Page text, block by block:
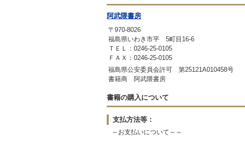
阿武隈書房
〒970-8026
福島県いわき市平 5町目16-6
ＴＥＬ：0246-25-0105
ＦＡＸ：0246-25-0105
福島県公安委員会許可 第25121A010458号
書籍商 阿武隈書房
書籍の購入について
支払方法等：
～お支払いについて～～